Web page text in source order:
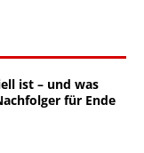
ist – und was
für Ende